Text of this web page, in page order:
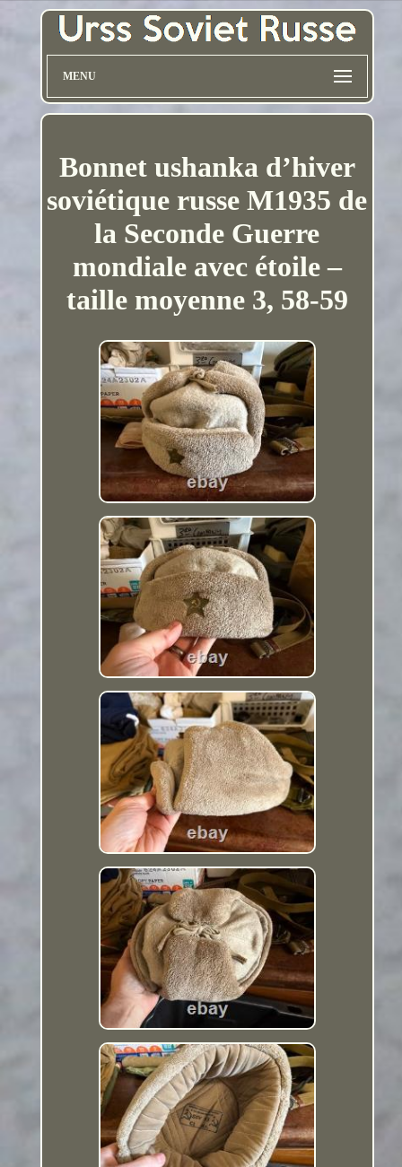
MENU
Bonnet ushanka d’hiver
soviétique russe M1935 de
la Seconde Guerre
mondiale avec étoile –
taille moyenne 3, 58-59